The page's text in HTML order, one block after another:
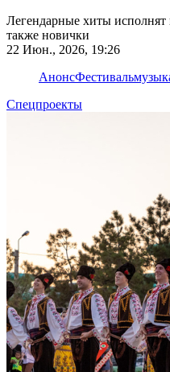
Легендарные хиты
также новички
22 Июн., 2026, 19:26
АнонсФестиваль
Спецпроекты